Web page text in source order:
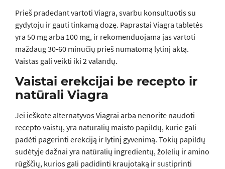
Prieš pradedant vartoti Viagra, svarbu konsultuotis su
gydytoju ir gauti tinkamą dozę. Paprastai Viagra tabletės
yra 50 mg arba 100 mg, ir rekomenduojama jas vartoti
maždaug 30-60 minučių prieš numatomą lytinį aktą.
Vaistas gali veikti iki 2 valandų.
Vaistai erekcijai be recepto ir
natūrali Viagra
Jei ieškote alternatyvos Viagrai arba nenorite naudoti
recepto vaistų, yra natūralių maisto papildų, kurie gali
padėti pagerinti erekciją ir lytinį gyvenimą. Tokių papildų
sudėtyje dažnai yra natūralių ingredientų, žolelių ir amino
rūgščių, kurios gali padidinti kraujotaką ir sustiprinti